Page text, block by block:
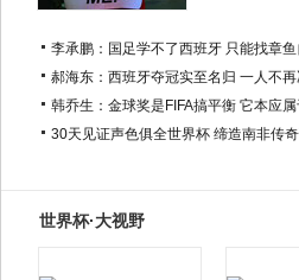
李承鹏：国足学不了西班牙 只能找章
郝海东：西班牙夺冠实至名归 一人不
韩乔生：金球奖是FIFA搞平衡 它本应
30天见证声色俱全世界杯 缔造南非传
世界杯·大视野